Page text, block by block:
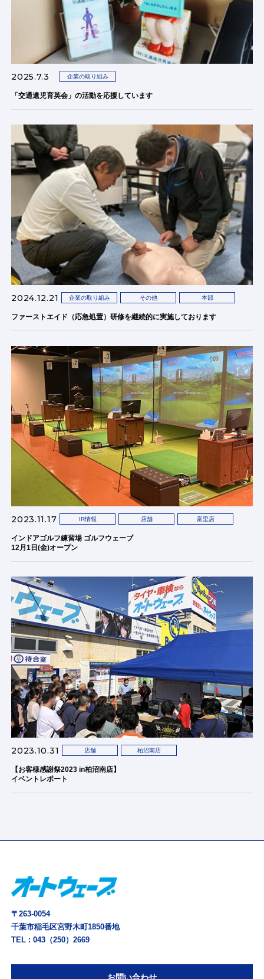
2025.7.3 企業の取り組み
「交通遺児育英会」の活動を応援しています
2024.12.21 企業の取り組み その他 本部
ファーストエイド（応急処置）研修を継続的に実施しております
2023.11.17 IR情報 店舗 富里店
インドアゴルフ練習場 ゴルフウェーブ
12月1日(金)オープン
2023.10.31 店舗 柏沼南店
【お客様感謝祭2023 in柏沼南店】
イベントレポート
〒263-0054
千葉市稲毛区宮野木町1850番地
TEL :043（250）2669